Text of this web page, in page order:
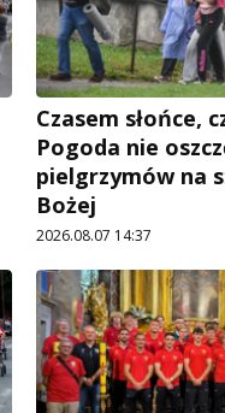
Czasem słońce,
Pogoda nie
pielgrzymów na
Bożej
2026.08.07 14:37